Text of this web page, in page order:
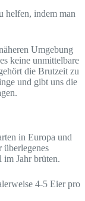
helfen, indem man
Umgebung
keine unmittelbare
die Brutzeit zu
und gibt uns die
in Europa und
im Jahr brüten.
4-5 Eier pro